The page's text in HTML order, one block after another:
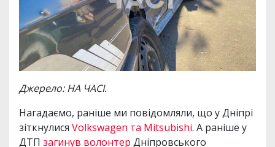
Джерело: НА ЧАСІ.
Нагадаємо, раніше ми повідомляли, що у Дніпрі
зіткнулися Volkswagen та Mitsubishi. А раніше у
ДТП загинув волонтер Дніпровського